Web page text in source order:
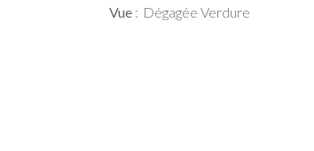
Vue Dégagée Verdure